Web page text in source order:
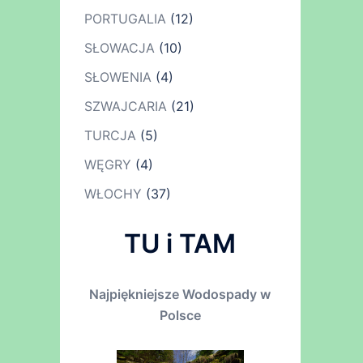
PORTUGALIA(12)
SŁOWACJA(10)
SŁOWENIA(4)
SZWAJCARIA(21)
TURCJA(5)
WĘGRY (4)
WŁOCHY (37)
TU i TAM
Najpiękniejsze Wodospady w
Polsce